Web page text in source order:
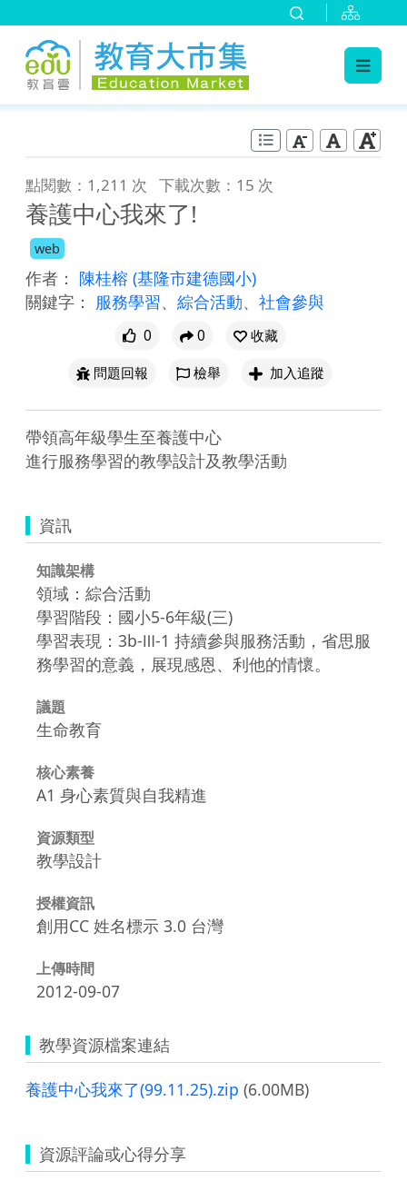
點閱數：1,211 次 下載次數：15 次
養護中心我來了!
web
作者： 陳桂榕 (基隆市建德國小)
關鍵字：
服務學習、 綜合活動、 社會參與
0 0
收藏
問題回報
檢舉 加入追蹤
帶領高年級學生至養護中心
進行服務學習的教學設計及教學活動
資訊
知識架構
領域：綜合活動
學習階段：國小5-6年級(三)
學習表現：3b-Ⅲ-1 持續參與服務活動，省思服
務學習的意義，展現感恩、利他的情懷。
議題
生命教育
核心素養
A1 身心素質與自我精進
資源類型
教學設計
授權資訊
創用CC 姓名標示 3.0 台灣
上傳時間
2012-09-07
教學資源檔案連結
養護中心我來了(99.11.25).zip (6.00MB)
資源評論或心得分享